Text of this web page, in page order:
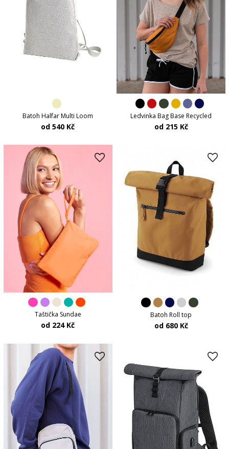
Batoh Halfar Multi Loom
od 540 Kč
Ledvinka Bag Base Recycled
od 215 Kč
Taštička Sundae
od 224 Kč
Batoh Roll top
od 680 Kč